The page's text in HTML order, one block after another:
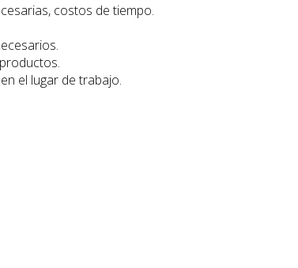
costos de tiempo.
el lugar de trabajo.